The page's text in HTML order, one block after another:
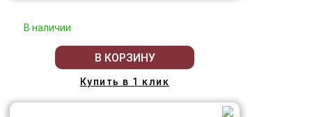
В наличии
В КОРЗИНУ
Купить в 1 клик